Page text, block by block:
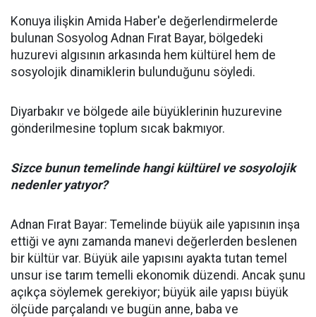
Konuya ilişkin Amida Haber'e değerlendirmelerde
bulunan Sosyolog Adnan Fırat Bayar, bölgedeki
huzurevi algısının arkasında hem kültürel hem de
sosyolojik dinamiklerin bulunduğunu söyledi.
Diyarbakır ve bölgede aile büyüklerinin huzurevine
gönderilmesine toplum sıcak bakmıyor.
Sizce bunun temelinde hangi kültürel ve sosyolojik
nedenler yatıyor?
Adnan Fırat Bayar: Temelinde büyük aile yapısının inşa
ettiği ve aynı zamanda manevi değerlerden beslenen
bir kültür var. Büyük aile yapısını ayakta tutan temel
unsur ise tarım temelli ekonomik düzendi. Ancak şunu
açıkça söylemek gerekiyor; büyük aile yapısı büyük
ölçüde parçalandı ve bugün anne, baba ve